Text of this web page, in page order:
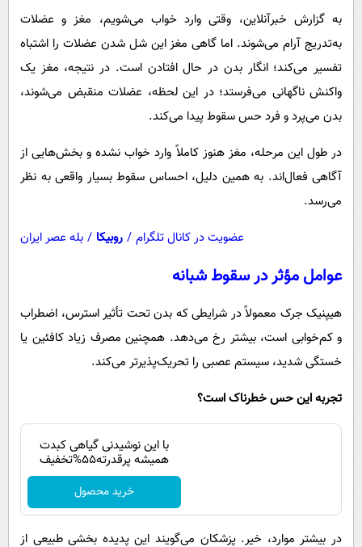
حیات وحش
سیاست خارجی
به گزارش خبرآنلاین، وقتی وارد خواب می‌شویم، مغز و عضلات
به‌تدریج آرام می‌شوند. اما گاهی مغز این شل شدن عضلات را اشتباه
تفسیر می‌کند؛ انگار بدن در حال افتادن است. در نتیجه، مغز یک
واکنش ناگهانی می‌فرستد؛ در این لحظه، عضلات منقبض می‌شوند،
بدن می‌پرد و فرد حس سقوط پیدا می‌کند.
در طول این مرحله، مغز هنوز کاملاً وارد خواب نشده و بخش‌هایی از
آگاهی فعال‌اند. به همین دلیل، احساس سقوط بسیار واقعی به نظر
می‌رسد.
عضویت در کانال تلگرام / روبیکا / بله عصر ایران
عوامل مؤثر در سقوط شبانه
هیپنیک جرک معمولاً در شرایطی که بدن تحت تأثیر استرس، اضطراب
و کم‌خوابی است، بیشتر رخ می‌دهد. همچنین مصرف زیاد کافئین یا
خستگی شدید، سیستم عصبی را تحریک‌پذیرتر می‌کند.
تجربه این حس خطرناک است؟
با این نوشیدنی گیاهی کبدت
همیشه پرقدرته55%تخفیف
خرید محصول
در بیشتر موارد، خیر. پزشکان می‌گویند این پدیده بخشی طبیعی از